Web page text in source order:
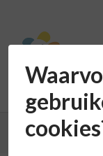
Terug naar de